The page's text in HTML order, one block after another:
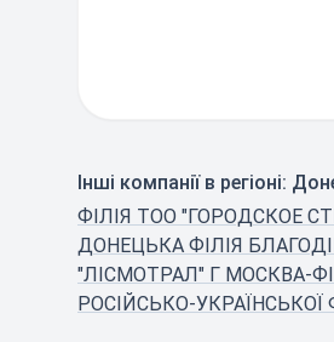
Інші компанії в регіоні:
ФІЛІЯ ТОО "ГОРОДСКОЕ
ДОНЕЦЬКА ФІЛІЯ
"ЛІСМОТРАЛ" Г МОСКВА-
РОСІЙСЬКО-